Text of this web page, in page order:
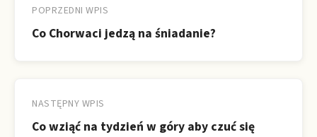
wpisu
POPRZEDNI WPIS
Co Chorwaci jedzą na śniadanie?
NASTĘPNY WPIS
Co wziąć na tydzień w góry aby czuć się